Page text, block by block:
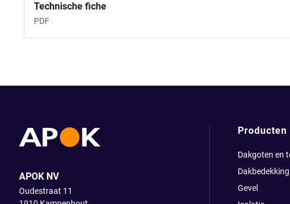
Technische fiche
PDF
APOK NV
Oudestraat 11
Producten
Dakgoten en
Dakbedekking
Gevel